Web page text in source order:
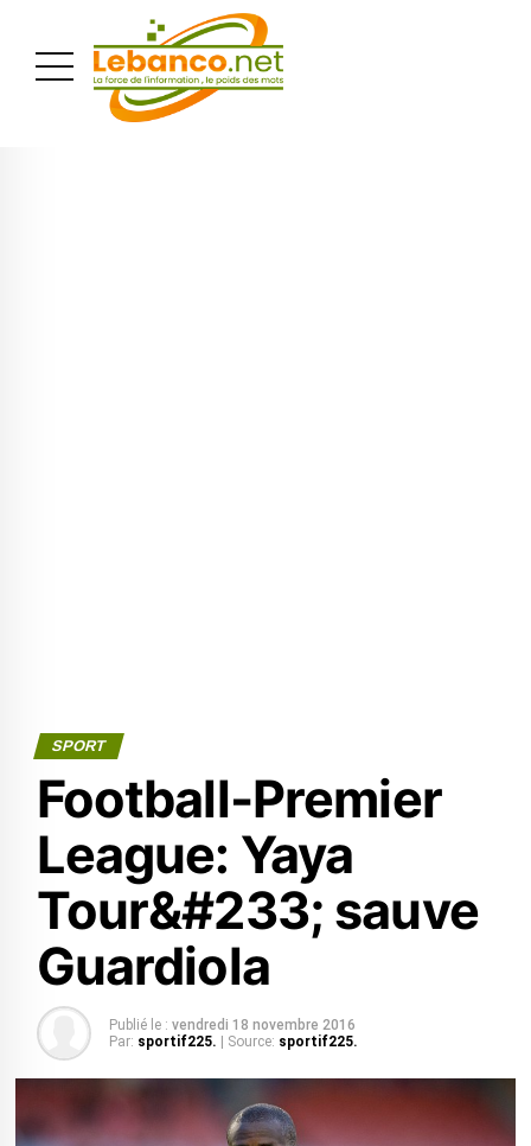
SPORT
Football-Premier
League: Yaya
Tour&#233; sauve
Guardiola
Publié le : vendredi 18 novembre 2016
Par: sportif225. | Source: sportif225.